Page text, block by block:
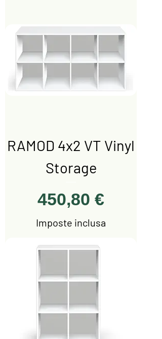
RAMOD 4x2 VT Vinyl
Storage
Prezzo
450,80 €
Imposte inclusa